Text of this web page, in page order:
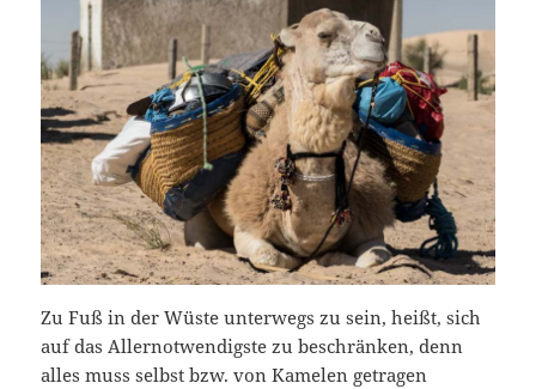
Zu Fuß in der Wüste unterwegs zu sein, heißt, sich
auf das Allernotwendigste zu beschränken, denn
alles muss selbst bzw. von Kamelen getragen